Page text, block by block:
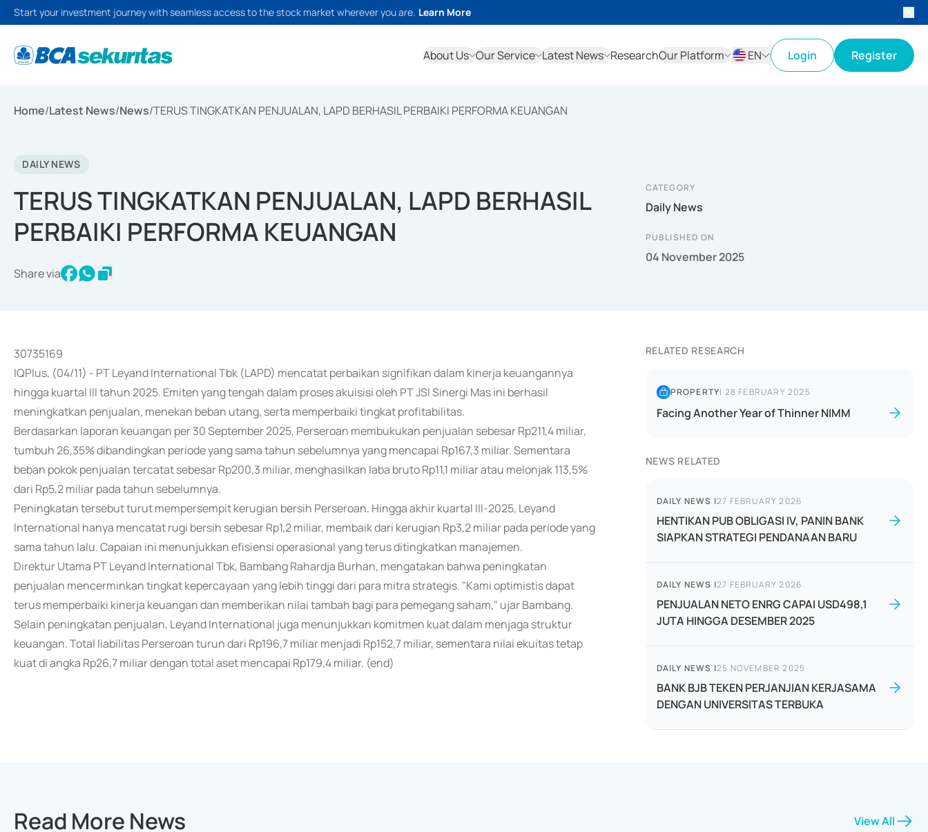
Start your investment journey with seamless access to the stock market wherever you are. Learn More
About Us Our Service Latest News ResearchOur Platform
EN
Login Register
Home/Latest News/News/TERUS TINGKATKAN PENJUALAN, LAPD BERHASIL PERBAIKI PERFORMA KEUANGAN
DAILY NEWS
TERUS TINGKATKAN PENJUALAN, LAPD BERHASIL
PERBAIKI PERFORMA KEUANGAN
Share via
CATEGORY
Daily News
PUBLISHED ON
04 November 2025
30735169
IQPlus, (04/11) - PT Leyand International Tbk (LAPD) mencatat perbaikan signifikan dalam kinerja keuangannya
hingga kuartal III tahun 2025. Emiten yang tengah dalam proses akuisisi oleh PT JSI Sinergi Mas ini berhasil
meningkatkan penjualan, menekan beban utang, serta memperbaiki tingkat profitabilitas.
Berdasarkan laporan keuangan per 30 September 2025, Perseroan membukukan penjualan sebesar Rp211,4 miliar,
tumbuh 26,35% dibandingkan periode yang sama tahun sebelumnya yang mencapai Rp167,3 miliar. Sementara
beban pokok penjualan tercatat sebesar Rp200,3 miliar, menghasilkan laba bruto Rp11,1 miliar atau melonjak 113,5%
dari Rp5,2 miliar pada tahun sebelumnya.
Peningkatan tersebut turut mempersempit kerugian bersih Perseroan. Hingga akhir kuartal III-2025, Leyand
International hanya mencatat rugi bersih sebesar Rp1,2 miliar, membaik dari kerugian Rp3,2 miliar pada periode yang
sama tahun lalu. Capaian ini menunjukkan efisiensi operasional yang terus ditingkatkan manajemen.
Direktur Utama PT Leyand International Tbk, Bambang Rahardja Burhan, mengatakan bahwa peningkatan
penjualan mencerminkan tingkat kepercayaan yang lebih tinggi dari para mitra strategis. "Kami optimistis dapat
terus memperbaiki kinerja keuangan dan memberikan nilai tambah bagi para pemegang saham," ujar Bambang.
Selain peningkatan penjualan, Leyand International juga menunjukkan komitmen kuat dalam menjaga struktur
keuangan. Total liabilitas Perseroan turun dari Rp196,7 miliar menjadi Rp152,7 miliar, sementara nilai ekuitas tetap
kuat di angka Rp26,7 miliar dengan total aset mencapai Rp179,4 miliar. (end)
RELATED RESEARCH
PROPERTY| 28 FEBRUARY 2025
Facing Another Year of Thinner NIMM
NEWS RELATED
DAILY NEWS |27 FEBRUARY 2026
HENTIKAN PUB OBLIGASI IV, PANIN BANK
SIAPKAN STRATEGI PENDANAAN BARU
DAILY NEWS |27 FEBRUARY 2026
PENJUALAN NETO ENRG CAPAI USD498,1
JUTA HINGGA DESEMBER 2025
DAILY NEWS |25 NOVEMBER 2025
BANK BJB TEKEN PERJANJIAN KERJASAMA
DENGAN UNIVERSITAS TERBUKA
Read More News View All